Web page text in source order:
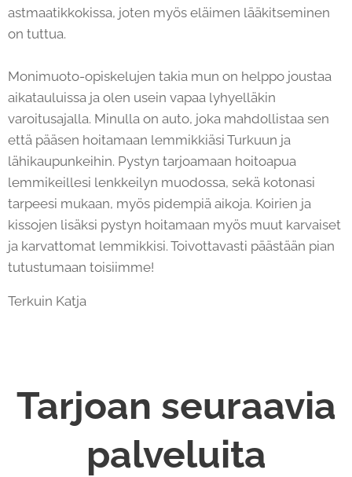
astmaatikkokissa, joten myös eläimen lääkitseminen
on tuttua.
Monimuoto-opiskelujen takia mun on helppo joustaa
aikatauluissa ja olen usein vapaa lyhyelläkin
varoitusajalla. Minulla on auto, joka mahdollistaa sen
että pääsen hoitamaan lemmikkiäsi Turkuun ja
lähikaupunkeihin. Pystyn tarjoamaan hoitoapua
lemmikeillesi lenkkeilyn muodossa, sekä kotonasi
tarpeesi mukaan, myös pidempiä aikoja. Koirien ja
kissojen lisäksi pystyn hoitamaan myös muut karvaiset
ja karvattomat lemmikkisi. Toivottavasti päästään pian
tutustumaan toisiimme!
Terkuin Katja
Tarjoan seuraavia
palveluita